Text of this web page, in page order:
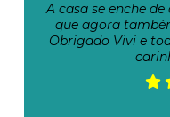
A casa se enche
que agora
Obrigado Vivi e